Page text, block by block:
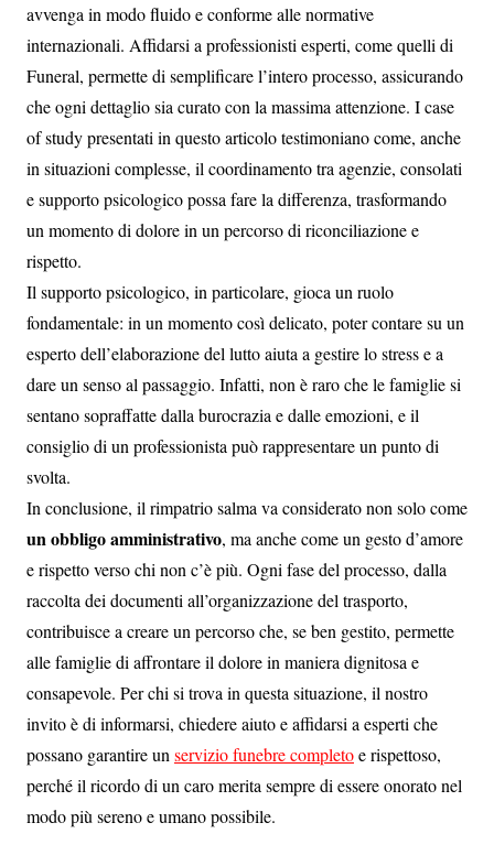
avvenga in modo fluido e conforme alle normative
internazionali. Affidarsi a professionisti esperti, come quelli di
Funeral, permette di semplificare l’intero processo, assicurando
che ogni dettaglio sia curato con la massima attenzione. I case
of study presentati in questo articolo testimoniano come, anche
in situazioni complesse, il coordinamento tra agenzie, consolati
e supporto psicologico possa fare la differenza, trasformando
un momento di dolore in un percorso di riconciliazione e
rispetto.
Il supporto psicologico, in particolare, gioca un ruolo
fondamentale: in un momento così delicato, poter contare su un
esperto dell’elaborazione del lutto aiuta a gestire lo stress e a
dare un senso al passaggio. Infatti, non è raro che le famiglie si
sentano sopraffatte dalla burocrazia e dalle emozioni, e il
consiglio di un professionista può rappresentare un punto di
svolta.
In conclusione, il rimpatrio salma va considerato non solo come
un obbligo amministrativo, ma anche come un gesto d’amore
e rispetto verso chi non c’è più. Ogni fase del processo, dalla
raccolta dei documenti all’organizzazione del trasporto,
contribuisce a creare un percorso che, se ben gestito, permette
alle famiglie di affrontare il dolore in maniera dignitosa e
consapevole. Per chi si trova in questa situazione, il nostro
invito è di informarsi, chiedere aiuto e affidarsi a esperti che
possano garantire un servizio funebre completoe rispettoso,
perché il ricordo di un caro merita sempre di essere onorato nel
modo più sereno e umano possibile.